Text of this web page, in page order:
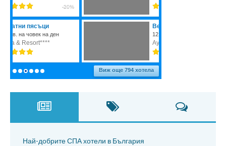
Най-добрите СПА хотели в България